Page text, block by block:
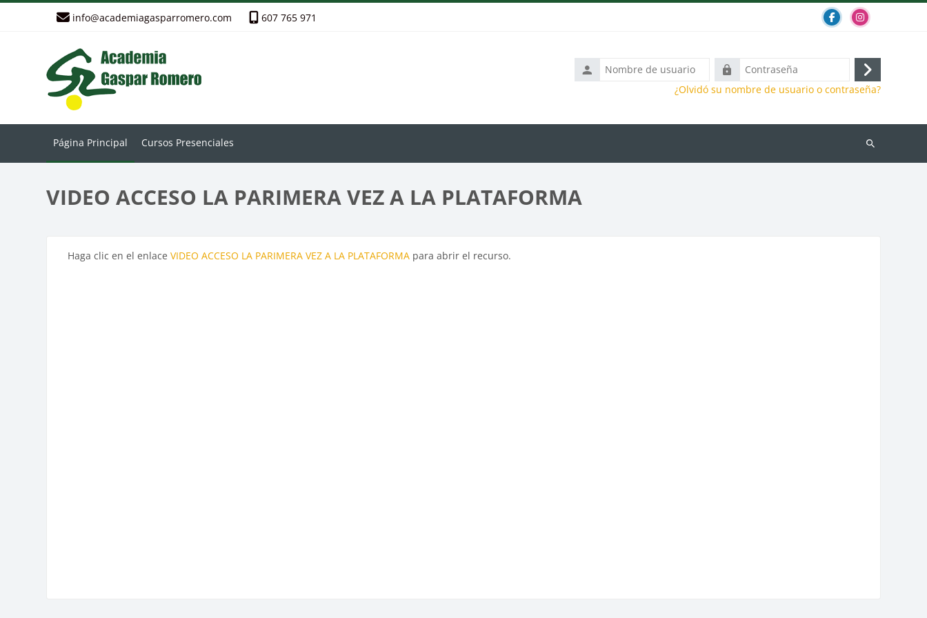
info@academiagasparromero.com 607 765 971
Nombre
de
Contraseña
Acceder
¿Olvidó su nombre de usuario o contraseña?
Página Principal Cursos Presenciales
Búsqueda
VIDEO ACCESO LA PARIMERA VEZ A LA PLATAFORMA
Requisitos de finalización
Haga clic en el enlaceVIDEO ACCESO LA PARIMERA VEZ A LA PLATAFORMA para abrir el recurso.